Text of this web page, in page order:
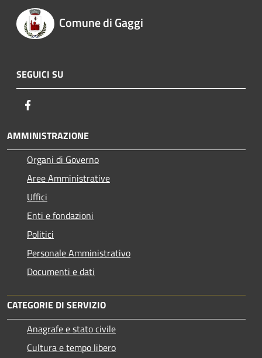
Comune di Gaggi
SEGUICI SU
AMMINISTRAZIONE
Organi di Governo
Aree Amministrative
Uffici
Enti e fondazioni
Politici
Personale Amministrativo
Documenti e dati
CATEGORIE DI SERVIZIO
Anagrafe e stato civile
Cultura e tempo libero